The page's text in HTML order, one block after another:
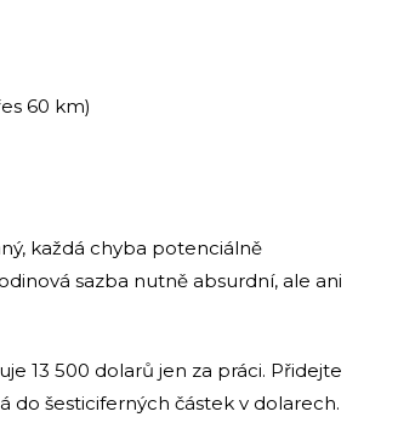
60 km)
každá chyba potenciálně
sazba nutně absurdní, ale ani
13 500 dolarů jen za práci. Přidejte
do šesticiferných částek v dolarech.